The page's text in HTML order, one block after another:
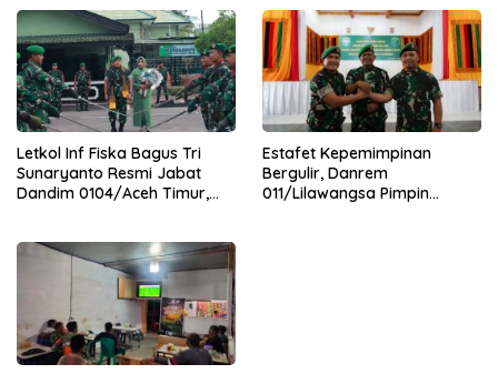
Letkol Inf Fiska Bagus Tri
Sunaryanto Resmi Jabat
Dandim 0104/Aceh Timur,
0104/Atim
Estafet Kepemimpinan
Bergulir, Danrem
011/Lilawangsa Pimpin